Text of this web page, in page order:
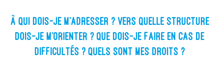
À QUI DOIS-JE M’ADRESSER ? VERS QUELLE STRUCTURE
DOIS-JE M’ORIENTER ? QUE DOIS-JE FAIRE EN CAS DE
DIFFICULTÉS ? QUELS SONT MES DROITS ?